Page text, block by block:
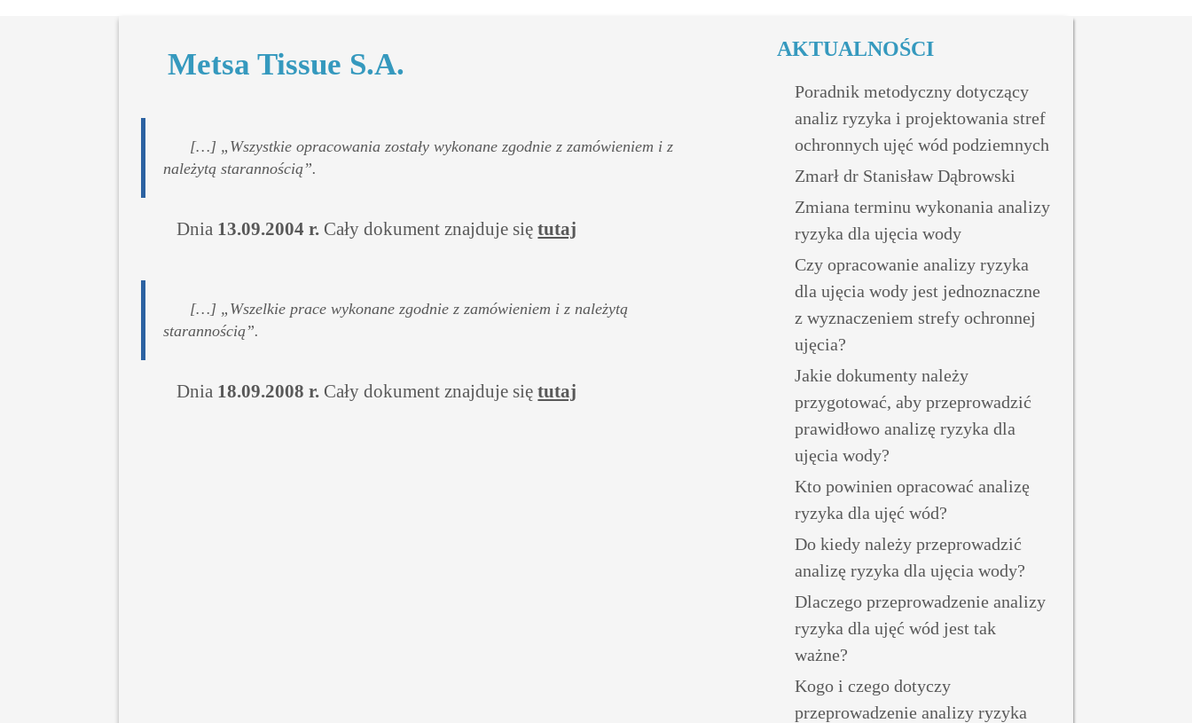
Metsa Tissue S.A.
[…] „Wszystkie opracowania zostały wykonane zgodnie z zamówieniem i z
należytą starannością”.
Dnia 13.09.2004 r. Cały dokument znajduje siętutaj
[…] „Wszelkie prace wykonane zgodnie z zamówieniem i z należytą
starannością”.
Dnia 18.09.2008 r. Cały dokument znajduje siętutaj
AKTUALNOŚCI
Poradnik metodyczny dotyczący
analiz ryzyka i projektowania stref
ochronnych ujęć wód podziemnych
Zmarł dr Stanisław Dąbrowski
Zmiana terminu wykonania analizy
ryzyka dla ujęcia wody
Czy opracowanie analizy ryzyka
dla ujęcia wody jest jednoznaczne
z wyznaczeniem strefy ochronnej
ujęcia?
Jakie dokumenty należy
przygotować, aby przeprowadzić
prawidłowo analizę ryzyka dla
ujęcia wody?
Kto powinien opracować analizę
ryzyka dla ujęć wód?
Do kiedy należy przeprowadzić
analizę ryzyka dla ujęcia wody?
Dlaczego przeprowadzenie analizy
ryzyka dla ujęć wód jest tak
ważne?
Kogo i czego dotyczy
przeprowadzenie analizy ryzyka